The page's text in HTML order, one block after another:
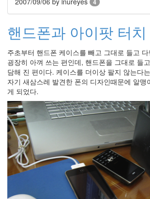
4
핸드폰과 아이팟 터치
주초부터 핸드폰 케이스를 빼고 그대로 들고
굉장히 아껴 쓰는 편인데, 핸드폰을 그대로 들
담해 진 편이다. 케이스를 더이상 팔지 않는다
자기 새삼스레 발견한 폰의 디자인때문에 알맹
게 되었다.
가
지
획
(1)
CODE
keyboard
MX
clear
미
디
어
계,
변
화,
슬
우